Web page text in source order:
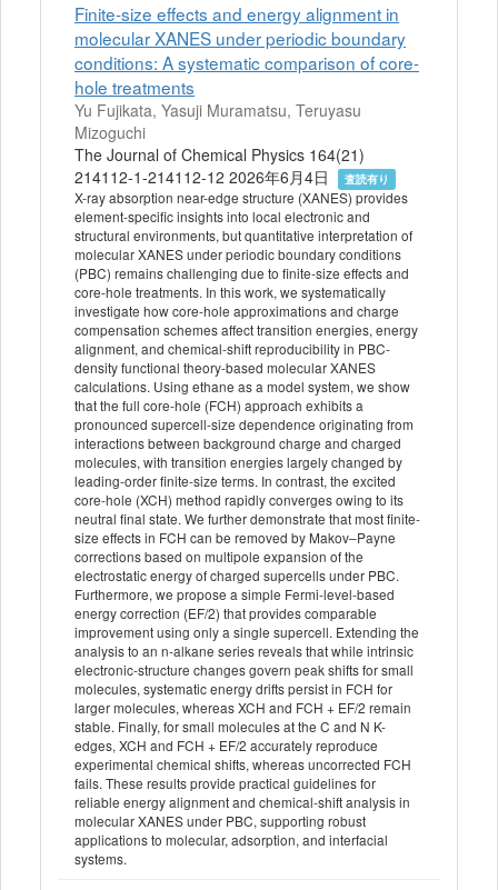
Finite-size effects and energy alignment in
molecular XANES under periodic boundary
conditions: A systematic comparison of core-
hole treatments
Yu Fujikata, Yasuji Muramatsu, Teruyasu
Mizoguchi
The Journal of Chemical Physics 164(21)
214112-1-214112-12 2026年6月4日
査読有り
X-ray absorption near-edge structure (XANES) provides
element-specific insights into local electronic and
structural environments, but quantitative interpretation of
molecular XANES under periodic boundary conditions
(PBC) remains challenging due to finite-size effects and
core-hole treatments. In this work, we systematically
investigate how core-hole approximations and charge
compensation schemes affect transition energies, energy
alignment, and chemical-shift reproducibility in PBC-
density functional theory-based molecular XANES
calculations. Using ethane as a model system, we show
that the full core-hole (FCH) approach exhibits a
pronounced supercell-size dependence originating from
interactions between background charge and charged
molecules, with transition energies largely changed by
leading-order finite-size terms. In contrast, the excited
core-hole (XCH) method rapidly converges owing to its
neutral final state. We further demonstrate that most finite-
size effects in FCH can be removed by Makov–Payne
corrections based on multipole expansion of the
electrostatic energy of charged supercells under PBC.
Furthermore, we propose a simple Fermi-level-based
energy correction (EF/2) that provides comparable
improvement using only a single supercell. Extending the
analysis to an n-alkane series reveals that while intrinsic
electronic-structure changes govern peak shifts for small
molecules, systematic energy drifts persist in FCH for
larger molecules, whereas XCH and FCH + EF/2 remain
stable. Finally, for small molecules at the C and N K-
edges, XCH and FCH + EF/2 accurately reproduce
experimental chemical shifts, whereas uncorrected FCH
fails. These results provide practical guidelines for
reliable energy alignment and chemical-shift analysis in
molecular XANES under PBC, supporting robust
applications to molecular, adsorption, and interfacial
systems.